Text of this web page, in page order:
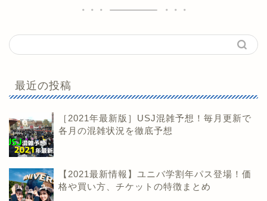
最近の投稿
［2021年最新版］USJ混雑予想！毎月更新で
各月の混雑状況を徹底予想
【2021最新情報】ユニバ学割年パス登場！価
格や買い方、チケットの特徴まとめ